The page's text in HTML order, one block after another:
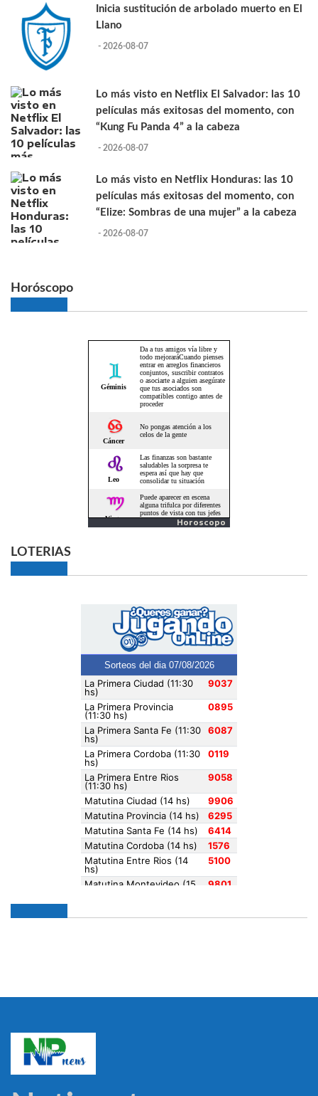
Inicia sustitución de arbolado muerto en El
Llano
- 2026-08-07
Lo más visto en Netflix El Salvador: las 10
películas más exitosas del momento, con
“Kung Fu Panda 4” a la cabeza
- 2026-08-07
Lo más visto en Netflix Honduras: las 10
películas más exitosas del momento, con
“Elize: Sombras de una mujer” a la cabeza
- 2026-08-07
Horóscopo
Horoscopo
LOTERIAS